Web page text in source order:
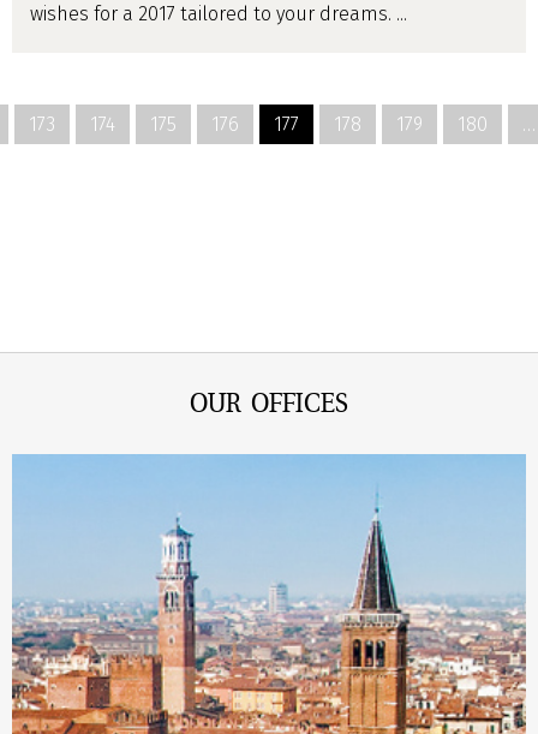
wishes for a 2017 tailored to your dreams. ...
173 174 175 176 177 178 179 180 …
OUR OFFICES